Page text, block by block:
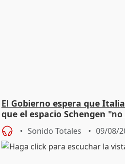
El Gobierno espera que
que el espacio Schengen
Sonido Totales 09/08/